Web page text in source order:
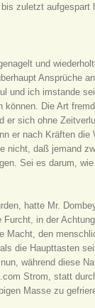
zuletzt aufgespart
und
Ansprüche
ich imstande
Die Art
sich ohne
er nach Kräften
daß jemand
Sei es darum,
hatte Mr.
in der
den
die Haupttasten
während diese
Strom, statt
Masse zu